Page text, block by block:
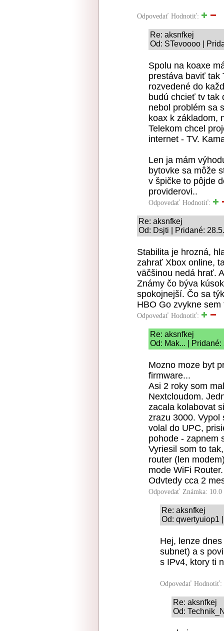
Odpovedať Hodnotiť:
Re: aksnfkej
Od: STevoooo |
Spolu na koaxe
prestáva baviť tak
rozvedené do
budú chcieť tv tak
nebol problém sa
koax k základom,
Telekom chcel
internet - TV.
Len ja mám
bytovke sa môže
v špičke to pôjde
providerovi..
Odpovedať Hodnotiť:
Re: aksnfkej
Od: Dsjti | Pridané:
Stabilita je hrozná,
zahrať Xbox online,
väčšinou nedá hrať.
Známy čo býva
spokojnejší. Čo sa
HBO Go zvykne
Odpovedať Hodnotiť:
Re: aksnfkej
Od: Mak... |
Mozno moze byt
firmware...
Asi 2 roky som
Nextcloudom.
zacala kolabovat
zrazu 3000. Vypol
volal do UPC,
pohode - zapnem
Vyriesil som to
router (len
mode WiFi Router.
Odvtedy cca 2
Odpovedať Známka: 10.0
Re: aksnfkej
Od: qwertyuiop1
Hej, lenze
subnet) a s
s IPv4, ktory ti
Odpovedať Hodnotiť:
Re: aksnfkej
Od: